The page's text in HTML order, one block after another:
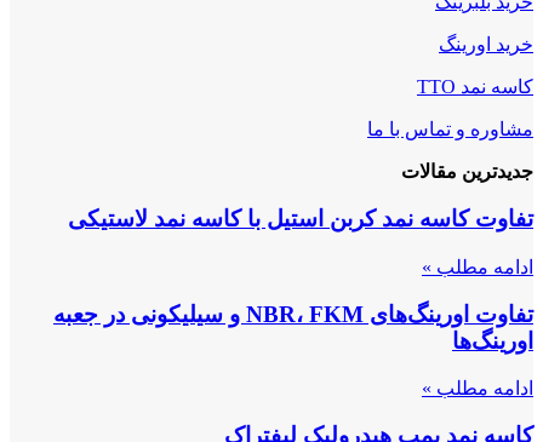
خرید اورینگ
کاسه نمد TTO
مشاوره و تماس با ما
جدیدترین مقالات
تفاوت کاسه نمد کربن استیل با کاسه نمد لاستیکی
ادامه مطلب »
تفاوت اورینگ‌های NBR، FKM و سیلیکونی در جعبه
اورینگ‌ها
ادامه مطلب »
کاسه نمد پمپ هیدرولیک لیفتراک